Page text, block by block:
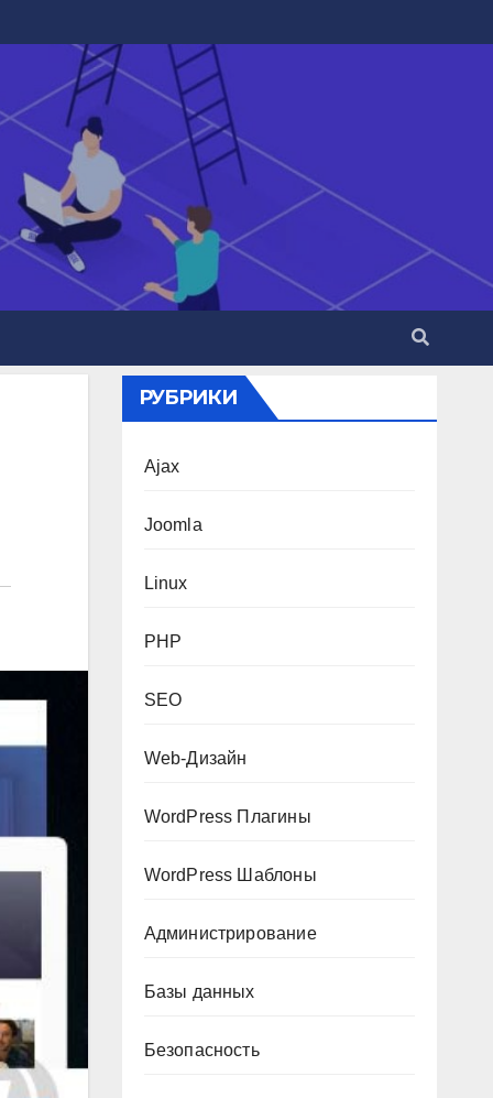
РУБРИКИ
Ajax
Joomla
Linux
PHP
SEO
Web-Дизайн
WordPress Плагины
WordPress Шаблоны
Администрирование
Базы данных
Безопасность